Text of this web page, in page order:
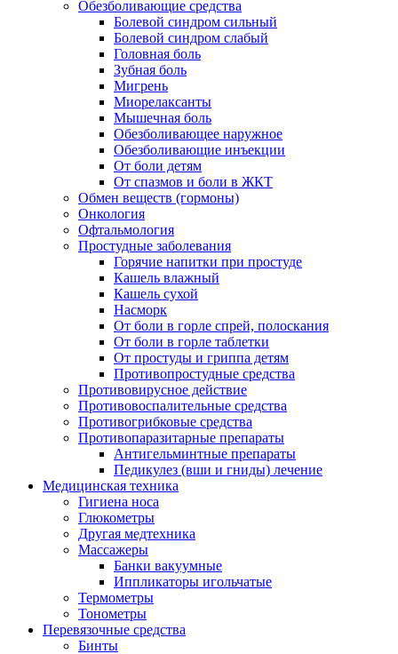
Обезболивающие средства
Болевой синдром сильный
Болевой синдром слабый
Головная боль
Зубная боль
Мигрень
Миорелаксанты
Мышечная боль
Обезболивающее наружное
Обезболивающие инъекции
От боли детям
От спазмов и боли в ЖКТ
Обмен веществ (гормоны)
Онкология
Офтальмология
Простудные заболевания
Горячие напитки при простуде
Кашель влажный
Кашель сухой
Насморк
От боли в горле спрей, полоскания
От боли в горле таблетки
От простуды и гриппа детям
Противопростудные средства
Противовирусное действие
Противовоспалительные средства
Противогрибковые средства
Противопаразитарные препараты
Антигельминтные препараты
Педикулез (вши и гниды) лечение
Медицинская техника
Гигиена носа
Глюкометры
Другая медтехника
Массажеры
Банки вакуумные
Иппликаторы игольчатые
Термометры
Тонометры
Перевязочные средства
Бинты